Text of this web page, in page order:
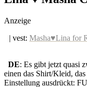
social topics
Anzeige
| vest: Masha♥Lina for
DE: Es gibt jetzt quasi
einen das Shirt/Kleid,
Einstellung ausdrückt: